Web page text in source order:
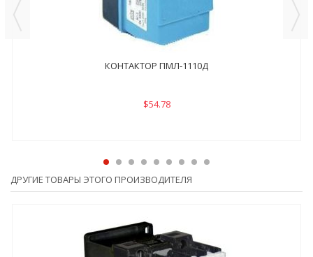
КОНТАКТОР ПМЛ-1110Д
$54.78
ДРУГИЕ ТОВАРЫ ЭТОГО ПРОИЗВОДИТЕЛЯ